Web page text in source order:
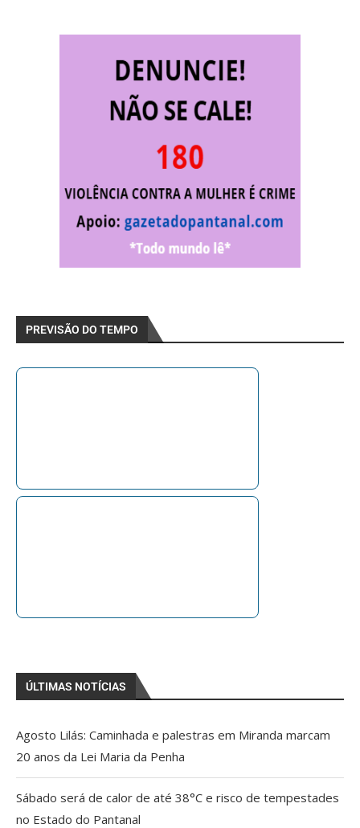
PREVISÃO DO TEMPO
ÚLTIMAS NOTÍCIAS
Agosto Lilás: Caminhada e palestras em Miranda marcam
20 anos da Lei Maria da Penha
Sábado será de calor de até 38°C e risco de tempestades
no Estado do Pantanal